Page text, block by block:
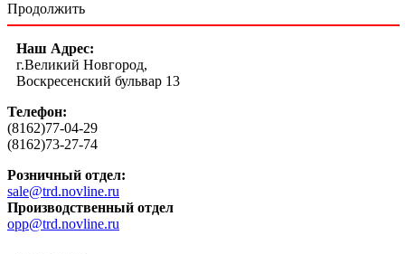
Продолжить
Наш Адрес:
г.Великий Новгород,
Воскресенский бульвар 13
Телефон:
(8162)77-04-29
(8162)73-27-74
Розничный отдел:
sale@trd.novline.ru
Производственный отдел
opp@trd.novline.ru